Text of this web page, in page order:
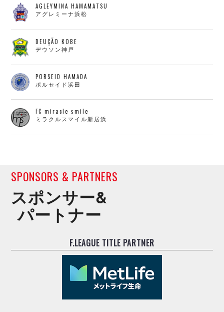
AGLEYMINA HAMAMATSU
アグレミーナ浜松
DEUÇÃO KOBE
デウソン神戸
PORSEID HAMADA
ポルセイド浜田
FC miracle smile
ミラクルスマイル新居浜
SPONSORS & PARTNERS
スポンサー&
パートナー
F.LEAGUE TITLE PARTNER